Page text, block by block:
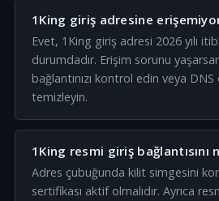
1King giriş adresine
Evet, 1King giriş adresi 2026 yılı
durumdadır. Erişim sorunu
bağlantınızı kontrol edin veya
temizleyin.
1King resmi giriş bağlantısını
Adres çubuğunda kilit simgesini
sertifikası aktif olmalıdır. Ayrıca